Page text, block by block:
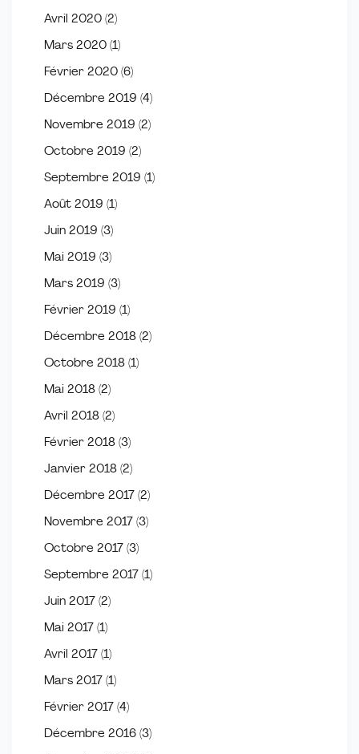
Avril 2020 (2)
Mars 2020 (1)
Février 2020 (6)
Décembre 2019 (4)
Novembre 2019 (2)
Octobre 2019 (2)
Septembre 2019 (1)
Août 2019 (1)
Juin 2019 (3)
Mai 2019 (3)
Mars 2019 (3)
Février 2019 (1)
Décembre 2018 (2)
Octobre 2018 (1)
Mai 2018 (2)
Avril 2018 (2)
Février 2018 (3)
Janvier 2018 (2)
Décembre 2017 (2)
Novembre 2017 (3)
Octobre 2017 (3)
Septembre 2017 (1)
Juin 2017 (2)
Mai 2017 (1)
Avril 2017 (1)
Mars 2017 (1)
Février 2017 (4)
Décembre 2016 (3)